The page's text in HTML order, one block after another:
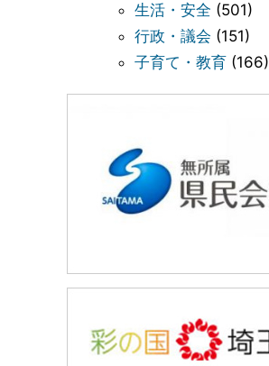
生活・安全 (501)
行政・議会 (151)
子育て・教育 (166)